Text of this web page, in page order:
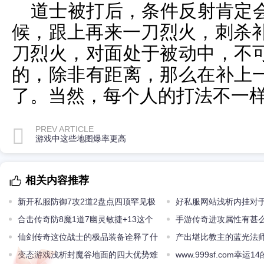
道士被打后，条件反射肯定
候，跟上再来一刀烈火，刺杀
刀烈火，对面处于被动中，不
的，除非有距离，那么在补上
了。当然，每个人的打法不一
PREV ARTICLE
游戏中这些地图爆率更高
相关内容推荐
新开私服防御7攻2道2盘点四顶罕见极
品天尊头盔
好私服网站浅析内挂对
技能的辅助效果
合击传奇防8魔1道7幽灵敏捷+13这个
道士真不简单
手游传奇进攻属性有甚
仙剑传奇这位战士的极品装备诠释了什
么叫“简约而不简单”
产出堪比教主的蓝光法
变态游戏浅析封魔谷地面的四大优势难
www.999sf.com幸运14